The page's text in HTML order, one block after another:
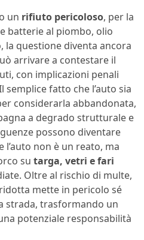
un rifiuto pericoloso, per la
batterie al piombo, olio
la questione diventa ancora
arrivare a contestare il
con implicazioni penali
fatto che l’auto sia
considerarla abbandonata,
a degrado strutturale e
possono diventare
l’auto non è un reato, ma
su targa, vetri e fari
Oltre al rischio di multe,
mette in pericolo sé
strada, trasformando un
potenziale responsabilità